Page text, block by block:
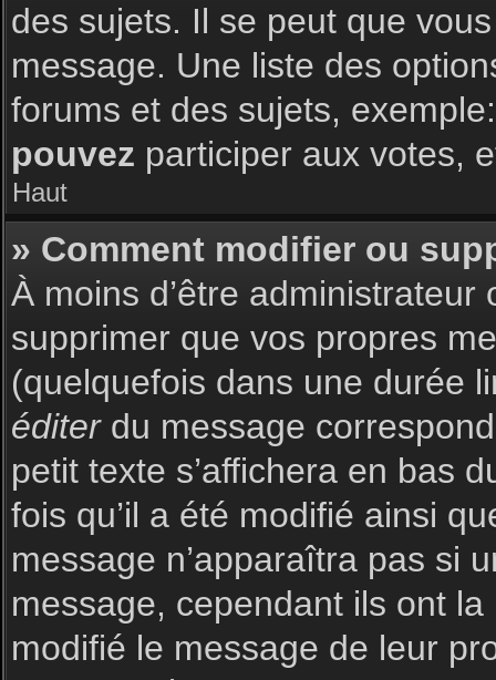
des sujets. Il se peut que
message. Une liste des
forums et des sujets,
pouvez participer aux votes,
Haut
» Comment modifier ou
À moins d’être
supprimer que vos propres
(quelquefois dans une durée
éditerdu message
petit texte s’affichera en bas
fois qu’il a été modifié ainsi
message n’apparaîtra pas si
message, cependant ils ont
modifié le message de leur